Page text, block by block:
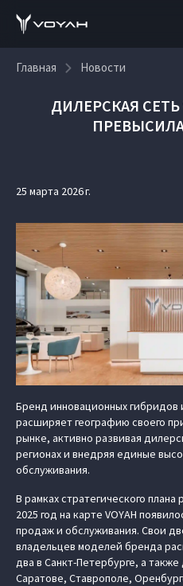
Главная Новости
ДИЛЕРСКАЯ СЕТЬ
25 марта 2026 г.
Бренд инновационных гибридов
расширяет географию своего
рынке, активно развивая
регионах и внедряя единые
обслуживания.
В рамках стратегического
2025 год на карте VOYAH
продаж и обслуживания. Свои
владельцев моделей бренда
два в Санкт-Петербурге, а
Саратове, Ставрополе,